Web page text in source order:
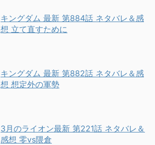
キングダム 最新 第884話 ネタバレ＆感
想 立て直すために
キングダム 最新 第882話 ネタバレ＆感
想 想定外の軍勢
3月のライオン最新 第221話 ネタバレ＆
感想 零vs隈倉